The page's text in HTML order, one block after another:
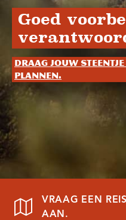
Goed
Draag jouw
plannen.
VRAAG EEN
AAN.